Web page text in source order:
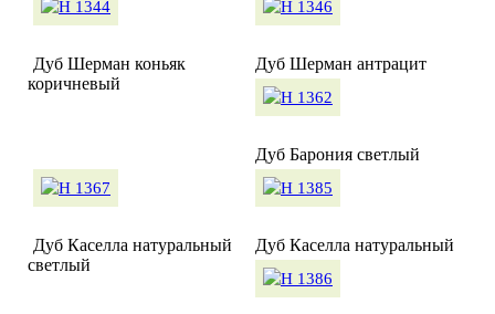
Дуб Шерман коньяк
коричневый
Дуб Шерман антрацит
Дуб Барония светлый
Дуб Каселла натуральный
светлый
Дуб Каселла натуральный